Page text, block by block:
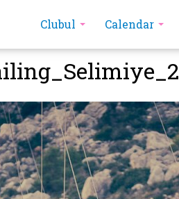
Clubul Calendar